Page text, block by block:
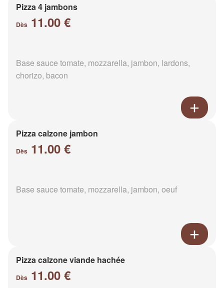
Pizza 4 jambons
Dès 11.00 €
Base sauce tomate, mozzarella, jambon, lardons,
chorizo, bacon
Pizza calzone jambon
Dès 11.00 €
Base sauce tomate, mozzarella, jambon, oeuf
Pizza calzone viande hachée
Dès 11.00 €